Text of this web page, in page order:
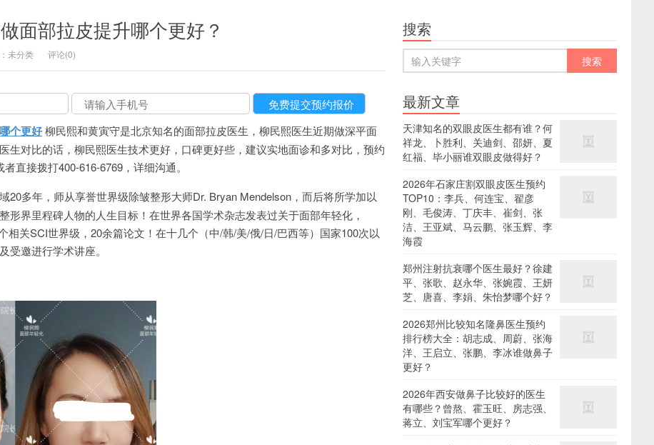
面部拉皮提升哪个更好？
未分类 评论(0)
个更好柳民熙和黄寅守是北京知名的面部拉皮医生，柳民熙医生近期做深平面
生对比的话，柳民熙医生技术更好，口碑更好些，建议实地面诊和多对比，预约
直接拨打400-616-6769，详细沟通。
20多年，师从享誉世界级除皱整形大师Dr. Bryan Mendelson，而后将所学加以
形界里程碑人物的人生目标！在世界各国学术杂志发表过关于面部年轻化，
相关SCI世界级，20余篇论文！在十几个（中/韩/美/俄/日/巴西等）国家100次以
受邀进行学术讲座。
搜索
最新文章
天津知名的双眼皮医生都有谁？何
祥龙、卜胜利、关迪剑、邵妍、夏
红福、毕小丽谁双眼皮做得好？
2026年石家庄割双眼皮医生预约
TOP10：李兵、何连宝、翟彦
刚、毛俊涛、丁庆丰、崔剑、张
洁、王亚斌、马云鹏、张玉辉、李
海霞
郑州注射抗衰哪个医生最好？徐建
平、张歌、赵永华、张婉霞、王妍
芝、唐喜、李娟、朱怡梦哪个好？
2026郑州比较知名隆鼻医生预约
排行榜大全：胡志成、周蔚、张海
洋、王启立、张鹏、李冰谁做鼻子
更好？
2026年西安做鼻子比较好的医生
有哪些？曾熬、霍玉旺、房志强、
蒋立、刘宝军哪个更好？